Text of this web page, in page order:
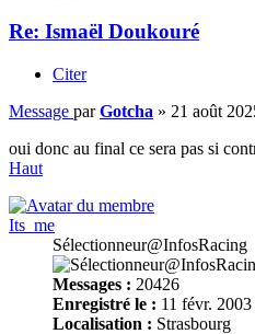
Re: Ismaël Doukouré
Citer
Message parGotcha » 21 août
oui donc au final ce sera pas si
Haut
Its_me
Sélectionneur@InfosRacing
Messages : 20426
Enregistré le : 11 févr.
Localisation : Strasbourg